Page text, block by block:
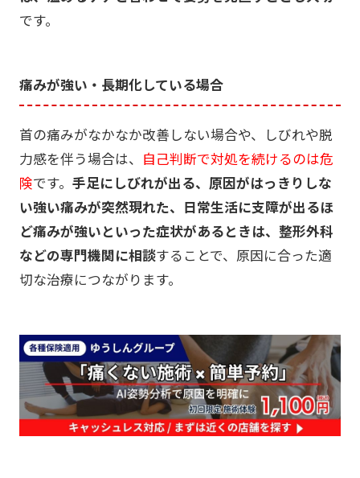
です。
痛みが強い・長期化している場合
首の痛みがなかなか改善しない場合や、しびれや脱
力感を伴う場合は、 自己判断で対処を続けるのは危
険です。 手足にしびれが出る、原因がはっきりしな
い強い痛みが突然現れた、日常生活に支障が出るほ
ど痛みが強いといった症状があるときは、整形外科
などの専門機関に相談することで、原因に合った適
切な治療につながります。